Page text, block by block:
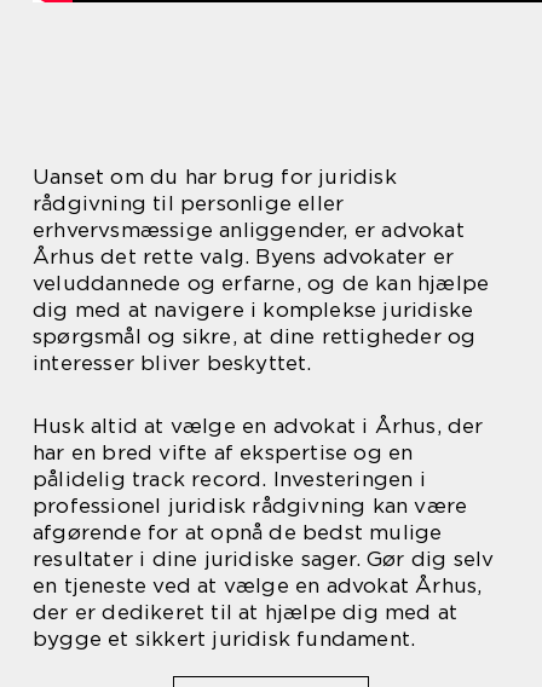
Uanset om du har brug for juridisk
rådgivning til personlige eller
erhvervsmæssige anliggender, er advokat
Århus det rette valg. Byens advokater er
veluddannede og erfarne, og de kan hjælpe
dig med at navigere i komplekse juridiske
spørgsmål og sikre, at dine rettigheder og
interesser bliver beskyttet.
Husk altid at vælge en advokat i Århus, der
har en bred vifte af ekspertise og en
pålidelig track record. Investeringen i
professionel juridisk rådgivning kan være
afgørende for at opnå de bedst mulige
resultater i dine juridiske sager. Gør dig selv
en tjeneste ved at vælge en advokat Århus,
der er dedikeret til at hjælpe dig med at
bygge et sikkert juridisk fundament.